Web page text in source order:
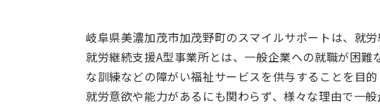
岐阜県美濃加茂市加茂野町のスマイルサポートは、就労
就労継続支援A型事業所とは、一般企業への就職が困
な訓練などの障がい福祉サービスを供与することを目的
就労意欲や能力があるにも関わらず、様々な理由で一